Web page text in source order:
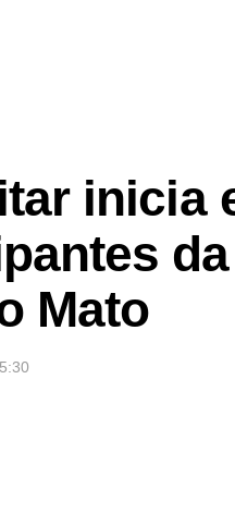
inicia
da
Mato